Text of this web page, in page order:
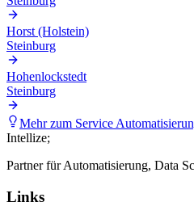
Horst (Holstein)
Steinburg
Hohenlockstedt
Steinburg
Mehr zum Service
Intellize;
Partner für Automatisierung, Data
Links